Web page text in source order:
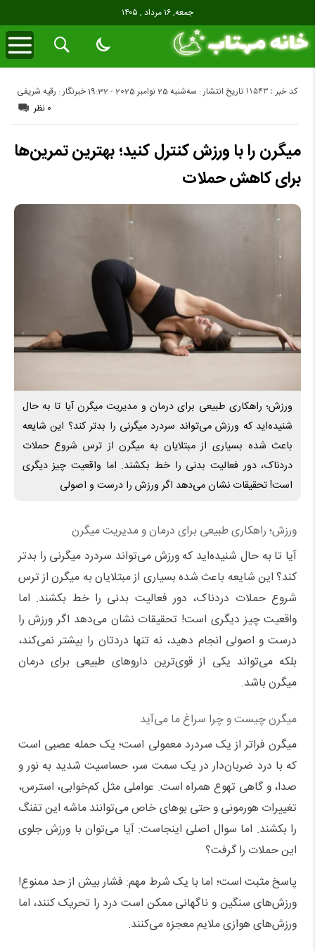
جمعه, ۱۶ مرداد , ۱۴۰۵
تاریخ انتشار : سه‌شنبه 25 نوامبر 2025 - 19:32 خبرنگار : رقیه شریفی کد خبر : 11543
0 نظر
میگرن را با ورزش کنترل کنید؛ بهترین تمرین‌ها
برای کاهش حملات
ورزش؛ راهکاری طبیعی برای درمان و مدیریت میگرن آیا تا به حال
شنیده‌اید که ورزش می‌تواند سردرد میگرنی را بدتر کند؟ این شایعه
باعث شده بسیاری از مبتلایان به میگرن از ترس شروع حملات
دردناک، دور فعالیت بدنی را خط بکشند. اما واقعیت چیز دیگری
است! تحقیقات نشان می‌دهد اگر ورزش را درست و اصولی
ورزش؛ راهکاری طبیعی برای درمان و مدیریت میگرن
آیا تا به حال شنیده‌اید که ورزش می‌تواند سردرد میگرنی را بدتر
کند؟ این شایعه باعث شده بسیاری از مبتلایان به میگرن از ترس
شروع حملات دردناک، دور فعالیت بدنی را خط بکشند. اما
واقعیت چیز دیگری است! تحقیقات نشان می‌دهد اگر ورزش را
درست و اصولی انجام دهید، نه تنها دردتان را بیشتر نمی‌کند،
بلکه می‌تواند یکی از قوی‌ترین داروهای طبیعی برای درمان
میگرن باشد.
میگرن چیست و چرا سراغ ما می‌آید
میگرن فراتر از یک سردرد معمولی است؛ یک حمله عصبی است
که با درد ضربان‌دار در یک سمت سر، حساسیت شدید به نور و
صدا، و گاهی تهوع همراه است. عواملی مثل کم‌خوابی، استرس،
تغییرات هورمونی و حتی بوهای خاص می‌توانند ماشه این تفنگ
را بکشند. اما سوال اصلی اینجاست: آیا می‌توان با ورزش جلوی
این حملات را گرفت؟
پاسخ مثبت است؛ اما با یک شرط مهم: فشار بیش از حد ممنوع!
ورزش‌های سنگین و ناگهانی ممکن است درد را تحریک کنند، اما
ورزش‌های هوازی ملایم معجزه می‌کنند.